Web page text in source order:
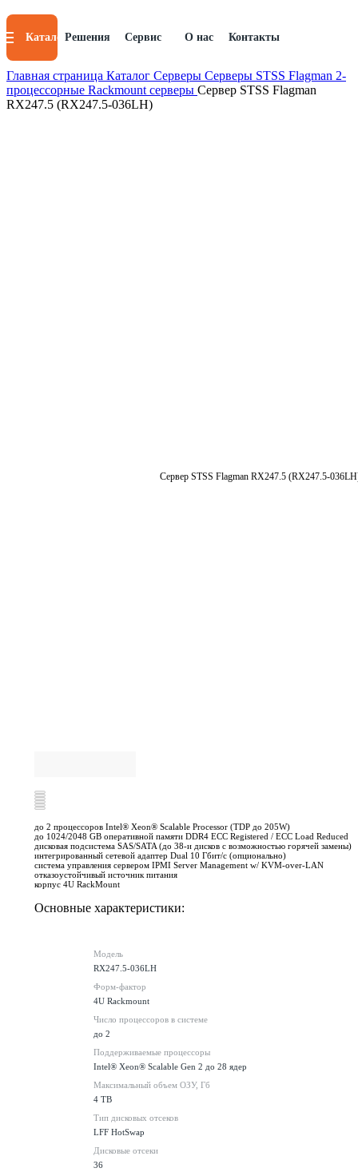
КаталогРешения Сервис О нас Контакты
Главная страница Каталог Серверы Серверы STSS Flagman 2-
процессорные Rackmount серверы Сервер STSS Flagman
RX247.5 (RX247.5-036LH)
Сервер STSS Flagman RX247.5 (RX247.5-
до 2 процессоров Intel® Xeon® Scalable Processor (TDP до 205W)
до 1024/2048 GB оперативной памяти DDR4 ECC Registered / ECC Load Reduced
дисковая подсистема SAS/SATA (до 38-и дисков с возможностью горячей замены)
интегрированный сетевой адаптер Dual 10 Гбит/с (опционально)
система управления сервером IPMI Server Management w/ KVM-over-LAN
отказоустойчивый источник питания
корпус 4U RackMount
Основные характеристики:
Модель
RX247.5-036LH
Форм-фактор
4U Rackmount
Число процессоров в системе
до 2
Поддерживаемые процессоры
Intel® Xeon® Scalable Gen 2 до 28 ядер
Максимальный объем ОЗУ, Гб
4 TB
Тип дисковых отсеков
LFF HotSwap
Дисковые отсеки
36